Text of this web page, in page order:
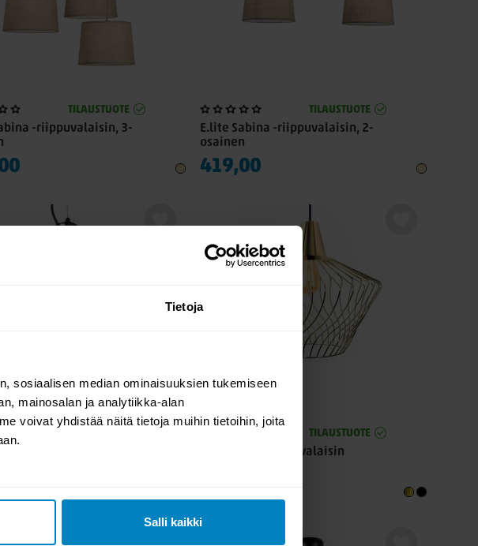
Tietoja
sosiaalisen median ominaisuuksien tukemiseen
mainosalan ja analytiikka-alan
voivat yhdistää näitä tietoja muihin tietoihin, joita
Salli kaikki
TILAUSTUOTE
-riippuvalaisin, 3-
TILAUSTUOTE
E.lite Sabina -riippuvalaisin, 2-
osainen
419,00
TILAUSTUOTE
E.lite Wave riippuvalaisin